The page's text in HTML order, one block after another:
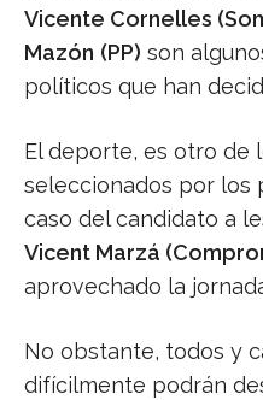
Vicente Cornelles
Mazón (PP) son
políticos que han
El deporte, es otro de
seleccionados por los
caso del candidato a
Vicent Marzá
aprovechado la
No obstante, todos y
difícilmente podrán